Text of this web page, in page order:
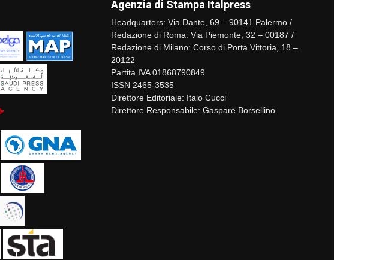
Agenzia di Stampa Italpress
Headquarters: Via Dante, 69 – 90141 Palermo /
Redazione di Roma: Via Piemonte, 32 – 00187 /
Redazione di Milano: Corso di Porta Vittoria, 18 –
20122
Partita IVA 01868790849
ISSN 2465-3535
Direttore Editoriale: Italo Cucci
Direttore Responsabile: Gaspare Borsellino